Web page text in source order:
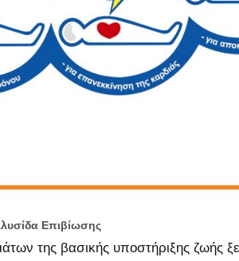
Επιβίωσης
της βασικής υποστήριξης ζωής